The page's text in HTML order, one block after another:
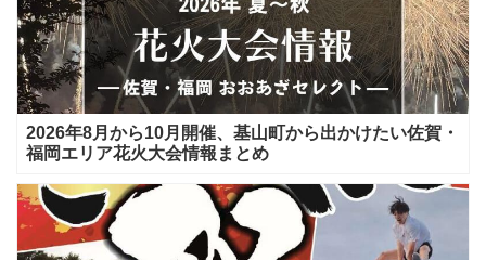
2026年8月から10月開催、基山町から出かけたい佐賀・
福岡エリア花火大会情報まとめ